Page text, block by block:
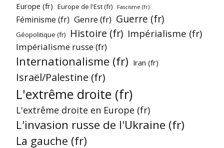
Europe (fr) Europe de l'Est (fr) Fascisme (fr)
Féminisme (fr) Genre (fr) Guerre (fr)
Géopolitique (fr) Histoire (fr) Impérialisme (fr)
Impérialisme russe (fr)
Internationalisme (fr) Iran (fr)
Israël/Palestine (fr)
L'extrême droite (fr)
L'extrême droite en Europe (fr)
L'invasion russe de l'Ukraine (fr)
La gauche (fr)